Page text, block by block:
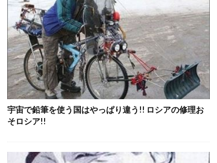
宇宙で鉛筆を使う国はやっぱり違う!! ロシアの修理お
そロシア!!